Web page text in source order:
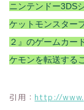
ニンテンドー3DS
ケットモンスター
２』のゲームカー
ケモンを転送する
引用： http://